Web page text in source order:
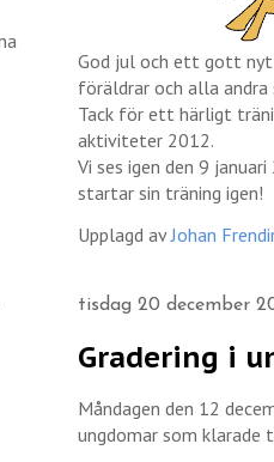
God jul och ett gott
föräldrar och alla
Tack för ett härligt
aktiviteter 2012.
Vi ses igen den 9
startar sin träning igen!
Upplagd avJohan
tisdag 20 december
Gradering i
Måndagen den 12
ungdomar som